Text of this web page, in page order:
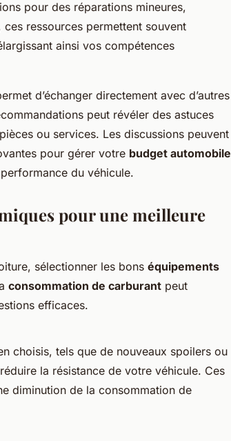
pour des réparations mineures,
ces ressources permettent souvent
ainsi vos compétences
d’échanger directement avec d’autres
peut révéler des astuces
ou services. Les discussions peuvent
pour gérer votre budget automobile
du véhicule.
pour une meilleure
sélectionner les bons équipements
consommation de carburant peut
efficaces.
choisis, tels que de nouveaux spoilers ou
la résistance de votre véhicule. Ces
diminution de la consommation de